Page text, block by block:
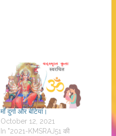
माँ दुर्गा और बेटियां।
October 12, 2021
In "2021-KMSRAJ51 की